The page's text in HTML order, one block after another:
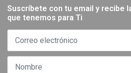
Suscríbete con tu email y recibe
que tenemos para Ti